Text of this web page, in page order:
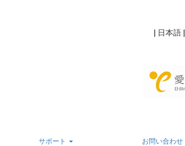
| 日本語 |
サポート お問い合わせ